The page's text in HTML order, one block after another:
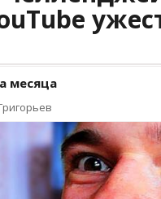
месяца